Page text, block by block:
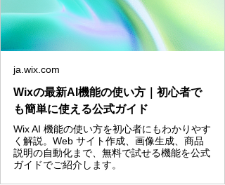
ja.wix.com
Wixの最新AI機能の使い方｜初心者で
も簡単に使える公式ガイド
Wix AI 機能の使い方を初心者にもわかりやす
く解説。Web サイト作成、画像生成、商品
説明の自動化まで、無料で試せる機能を公式
ガイドでご紹介します。